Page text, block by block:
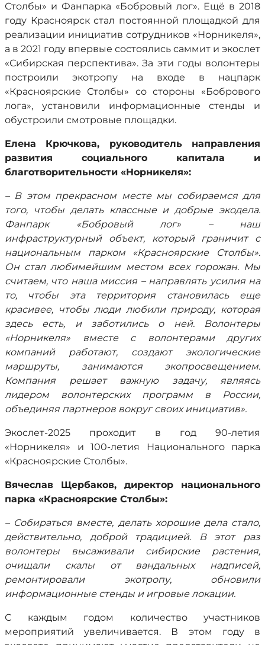
Столбы» и Фанпарка «Бобровый лог». Ещё в 2018
году Красноярск стал постоянной площадкой для
реализации инициатив сотрудников «Норникеля»,
а в 2021 году впервые состоялись саммит и экослет
«Сибирская перспектива». За эти годы волонтеры
построили экотропу на входе в нацпарк
«Красноярские Столбы» со стороны «Бобрового
лога», установили информационные стенды и
обустроили смотровые площадки.
Елена Крючкова, руководитель направления
развития социального капитала и
благотворительности «Норникеля»:
– В этом прекрасном месте мы собираемся для
того, чтобы делать классные и добрые экодела.
Фанпарк «Бобровый лог» – наш
инфраструктурный объект, который граничит с
национальным парком «Красноярские Столбы».
Он стал любимейшим местом всех горожан. Мы
считаем, что наша миссия – направлять усилия на
то, чтобы эта территория становилась еще
красивее, чтобы люди любили природу, которая
здесь есть, и заботились о ней. Волонтеры
«Норникеля» вместе с волонтерами других
компаний работают, создают экологические
маршруты, занимаются экопросвещением.
Компания решает важную задачу, являясь
лидером волонтерских программ в России,
объединяя партнеров вокруг своих инициатив».
Экослет-2025 проходит в год 90-летия
«Норникеля» и 100-летия Национального парка
«Красноярские Столбы».
Вячеслав Щербаков, директор национального
парка «Красноярские Столбы»:
– Собираться вместе, делать хорошие дела стало,
действительно, доброй традицией. В этот раз
волонтеры высаживали сибирские растения,
очищали скалы от вандальных надписей,
ремонтировали экотропу, обновили
информационные стенды и игровые локации.
С каждым годом количество участников
мероприятий увеличивается. В этом году в